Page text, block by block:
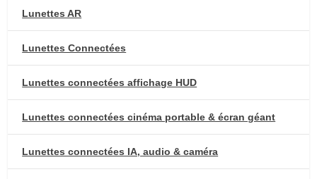
Lunettes AR
Lunettes Connectées
Lunettes connectées affichage HUD
Lunettes connectées cinéma portable & écran géant
Lunettes connectées IA, audio & caméra